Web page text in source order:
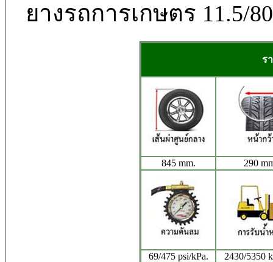
ยางรถการเกษตร 11.5/
ร
845 mm. 290
69/475 psi/kPa. 2430/5350